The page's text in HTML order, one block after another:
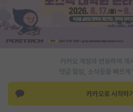
카카오 계정과 연동하여 게
댓글 알람, 소식등을 빠르게
카카오로 시작하기